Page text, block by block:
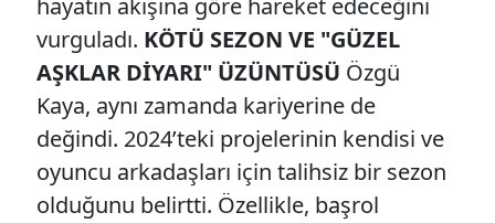
vurguladı. KÖTÜ SEZON VE "GÜZEL
AŞKLAR DİYARI" ÜZÜNTÜSÜ Özgü
Kaya, aynı zamanda kariyerine de
değindi. 2024’teki projelerinin kendisi ve
oyuncu arkadaşları için talihsiz bir sezon
olduğunu belirtti. Özellikle, başrol